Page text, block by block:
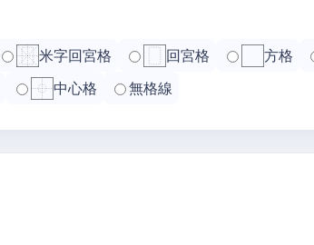
米字回宮格 回宮格 方格
中心格 無格線